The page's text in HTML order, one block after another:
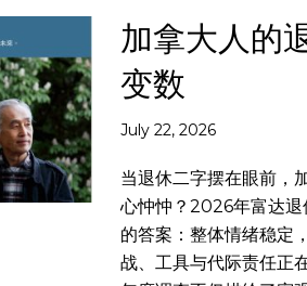
加拿大人的
变数
July 22, 2026
当退休二字摆在眼前，
心忡忡？2026年富达
的答案：整体情绪稳定
战、工具与代际责任正